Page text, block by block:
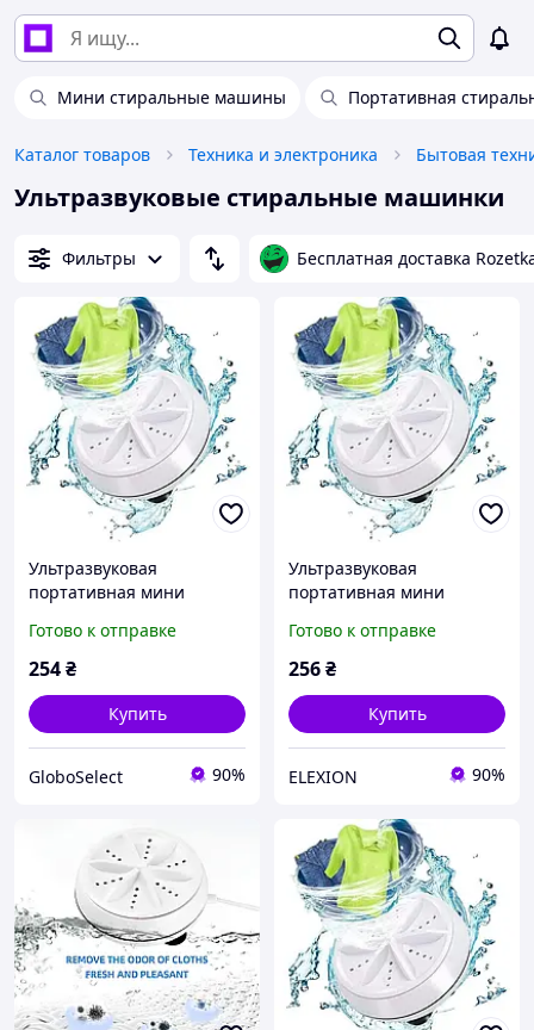
Мини стиральные машины Портативная
Каталог товаров Техника и электроника Бытовая
Ультразвуковые стиральные машинки
Фильтры Бесплатная доставка
Ультразвуковая
портативная мини
Turbine Wash Ultrasonic
работае от USB GS227
Готово к отправке
254₴
Купить
GloboSelect 90%
Ультразвуковая
портативная мини
Turbine Wash Ultrasonic
работае от USB EL0227
Готово к отправке
256₴
Купить
ELEXION 90%